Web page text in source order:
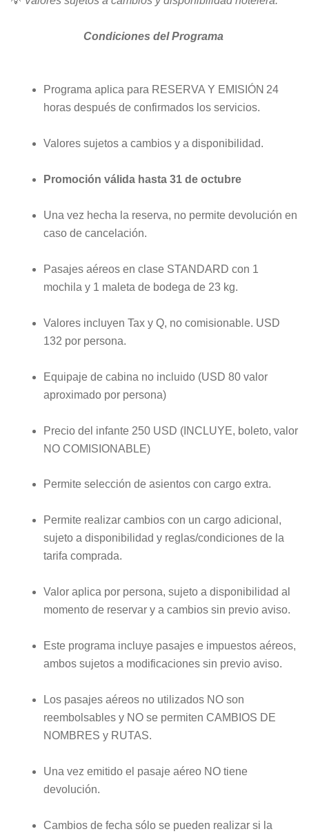
Condiciones del Programa
Programa aplica para RESERVA Y EMISIÓN 24
horas después de confirmados los servicios.
Valores sujetos a cambios y a disponibilidad.
Promoción válida hasta 31 de octubre
Una vez hecha la reserva, no permite devolución en
caso de cancelación.
Pasajes aéreos en clase STANDARD con 1
mochila y 1 maleta de bodega de 23 kg.
Valores incluyen Tax y Q, no comisionable. USD
132 por persona.
Equipaje de cabina no incluido (USD 80 valor
aproximado por persona)
Precio del infante 250 USD (INCLUYE, boleto, valor
NO COMISIONABLE)
Permite selección de asientos con cargo extra.
Permite realizar cambios con un cargo adicional,
sujeto a disponibilidad y reglas/condiciones de la
tarifa comprada.
Valor aplica por persona, sujeto a disponibilidad al
momento de reservar y a cambios sin previo aviso.
Este programa incluye pasajes e impuestos aéreos,
ambos sujetos a modificaciones sin previo aviso.
Los pasajes aéreos no utilizados NO son
reembolsables y NO se permiten CAMBIOS DE
NOMBRES y RUTAS.
Una vez emitido el pasaje aéreo NO tiene
devolución.
Cambios de fecha sólo se pueden realizar si la